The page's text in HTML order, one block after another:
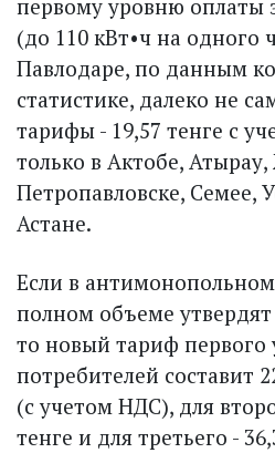
первому уровню оплаты
(до 110 кВт•ч на одного
Павлодаре, по данным
статистике, далеко не
тарифы - 19,57 тенге с
только в Актобе, Атырау,
Петропавловске, Семее,
Астане.
Если в
полном объеме
то новый тариф первого
потребителей составит
(с учетом НДС), для
тенге и для третьего -